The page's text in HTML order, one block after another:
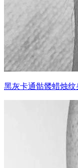
黑灰卡通骷髅蜡烛纹